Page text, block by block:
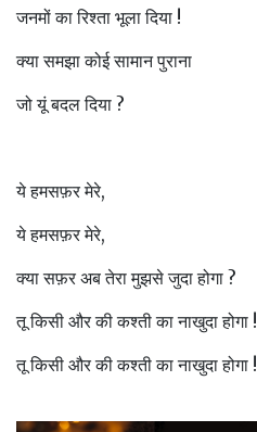
जनमों का रिश्ता भूला दिया !
क्या समझा कोई सामान पुराना
जो यूं बदल दिया ?
ये हमसफ़र मेरे,
ये हमसफ़र मेरे,
क्या सफ़र अब तेरा मुझसे जुदा होगा ?
तू किसी और की कश्ती का नाखुदा होगा !
तू किसी और की कश्ती का नाखुदा होगा !